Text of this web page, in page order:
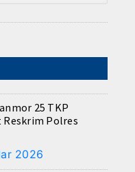
25 TKP
Reskrim Polres
2026